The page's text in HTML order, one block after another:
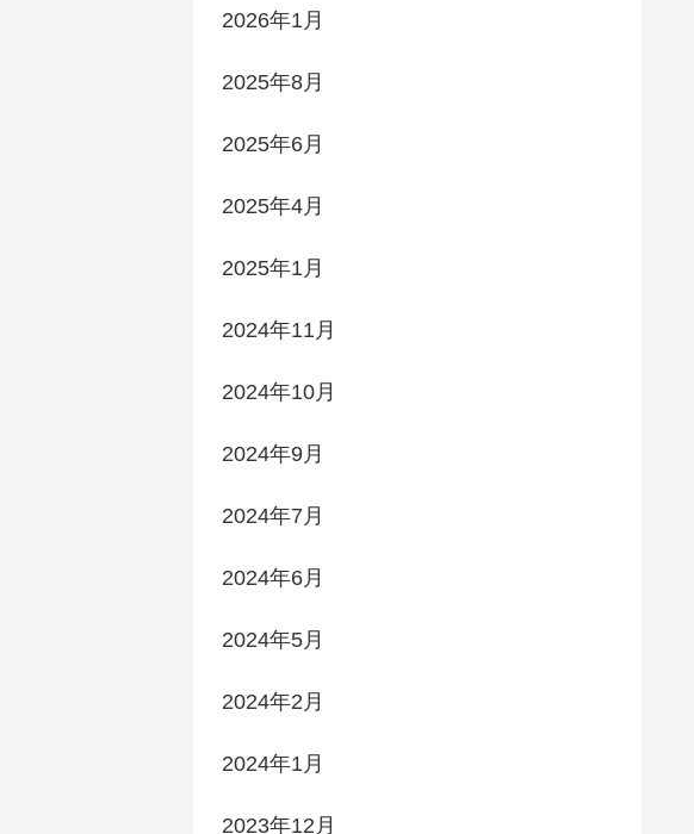
2026年1月
2025年8月
2025年6月
2025年4月
2025年1月
2024年11月
2024年10月
2024年9月
2024年7月
2024年6月
2024年5月
2024年2月
2024年1月
2023年12月